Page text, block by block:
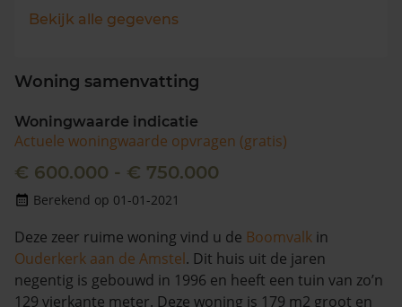
Bekijk alle gegevens
Woning samenvatting
Woningwaarde indicatie
Actuele woningwaarde opvragen (gratis)
€ 600.000 - € 750.000
Berekend op 01-01-2021
Deze zeer ruime woning vind u de Boomvalk in
Ouderkerk aan de Amstel. Dit huis uit de jaren
negentig is gebouwd in 1996 en heeft een tuin van zo’n
129 vierkante meter. Deze woning is 179 m2 groot en